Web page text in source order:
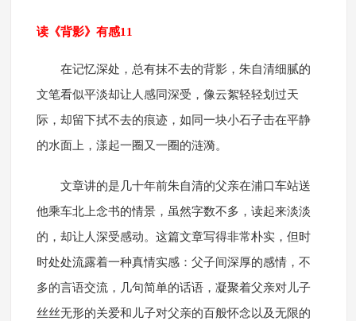
读《背影》有感11
在记忆深处，总有抹不去的背影，朱自清细腻的
文笔看似平淡却让人感同深受，像云絮轻轻划过天
际，却留下拭不去的痕迹，如同一块小石子击在平静
的水面上，漾起一圈又一圈的涟漪。
文章讲的是几十年前朱自清的父亲在浦口车站送
他乘车北上念书的情景，虽然字数不多，读起来淡淡
的，却让人深受感动。这篇文章写得非常朴实，但时
时处处流露着一种真情实感：父子间深厚的感情，不
多的言语交流，几句简单的话语，凝聚着父亲对儿子
丝丝无形的关爱和儿子对父亲的百般怀念以及无限的